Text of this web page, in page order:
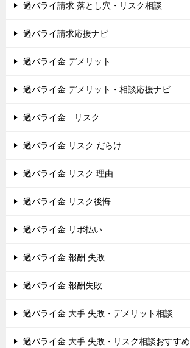
過バライ請求 落とし穴・リスク相談
過バライ請求応援ナビ
過バライ金 デメリット
過バライ金 デメリット・相談応援ナビ
過バライ金 リスク
過バライ金 リスク だらけ
過バライ金 リスク 理由
過バライ金 リスク後悔
過バライ金 リボ払い
過バライ金 報酬 失敗
過バライ金 報酬失敗
過バライ金 大手 失敗・デメリット相談
過バライ金 大手 失敗・リスク相談おすすめ